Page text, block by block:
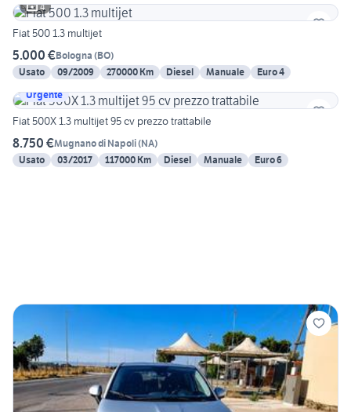
4
Fiat 500 1.3 multijet
5.000 €Bologna (BO)
Usato
09/2009 270000 Km Diesel Manuale
Euro 4
Urgente
Fiat 500X 1.3 multijet 95 cv prezzo trattabile
8.750 €Mugnano di Napoli(NA)
Usato
03/2017 117000 Km Diesel Manuale Euro 6